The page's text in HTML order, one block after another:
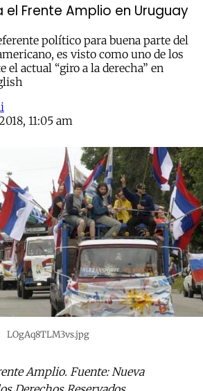
Frente Amplio en Uruguay
político para buena parte del
es visto como uno de los
el actual “giro a la derecha” en
11:05 am
LOgAq8TLM3vs.jpg
Amplio. Fuente: Nueva